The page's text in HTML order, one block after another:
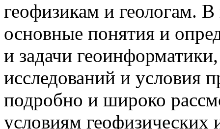
геофизикам и геологам.
основные понятия и
и задачи
исследований и условия
подробно и широко
условиям геофизических